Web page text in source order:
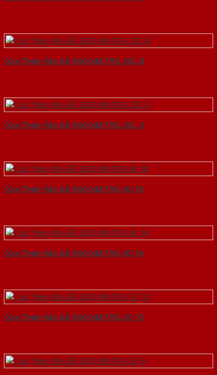
Cửa Thép Vân Gỗ SGD-KM.TVG-2CL-8
Cửa Thép Vân Gỗ SGD-KM.TVG-2CL-2
Cửa Thép Vân Gỗ SGD-KM.TVG-4C.18
Cửa Thép Vân Gỗ SGD-KM.TVG-4C.14
Cửa Thép Vân Gỗ SGD-KM.TVG-2C-12